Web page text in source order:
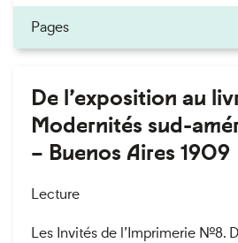
Pages
De l’exposition au
Modernités sud-
– Buenos Aires 1909
Lecture
Les Invités de l’Imprimerie n°8.